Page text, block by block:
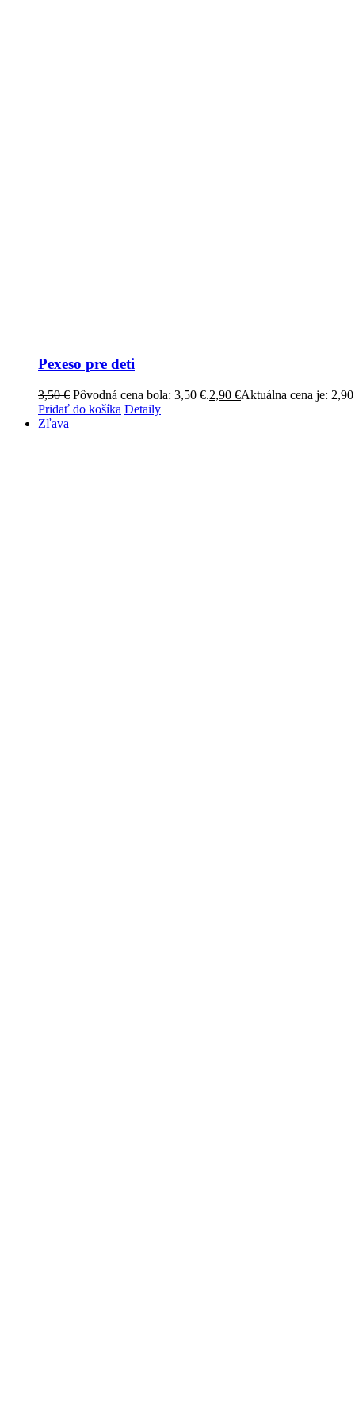
Pexeso pre deti
3,50€ Pôvodná cena bola: 3,50 €.2,90 €Aktuálna cena je:
Pridať do košíka Detaily
Zľava